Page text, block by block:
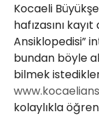
Kocaeli
hafızasını
Ansiklopedisi”
bundan böyle
bilmek
kolaylıkla